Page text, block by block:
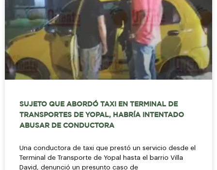
SUJETO QUE ABORDÓ TAXI EN TERMINAL DE
TRANSPORTES DE YOPAL, HABRÍA INTENTADO
ABUSAR DE CONDUCTORA
Una conductora de taxi que prestó un servicio desde el
Terminal de Transporte de Yopal hasta el barrio Villa
David, denunció un presunto caso de